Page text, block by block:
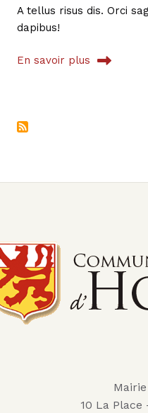
A tellus risus dis. Orci
dapibus!
En savoir plus
sur Top 20 places in the
10 La Place